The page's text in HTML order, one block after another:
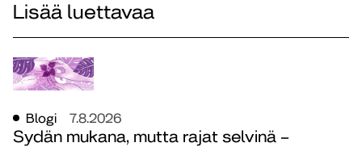
Lisää luettavaa
Blogi 7.8.2026
Sydän mukana, mutta rajat selvinä –